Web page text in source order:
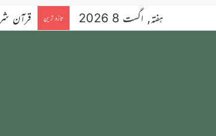
ہفتہ, اگست 8 2026 تازہ ترین قرآن